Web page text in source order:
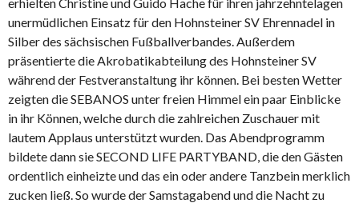
unermüdlichen Einsatz für den Hohnsteiner SV Ehrennadel in
Silber des sächsischen Fußballverbandes. Außerdem
präsentierte die Akrobatikabteilung des Hohnsteiner SV
während der Festveranstaltung ihr können. Bei besten Wetter
zeigten die SEBANOS unter freien Himmel ein paar Einblicke
in ihr Können, welche durch die zahlreichen Zuschauer mit
lautem Applaus unterstützt wurden. Das Abendprogramm
bildete dann sie SECOND LIFE PARTYBAND, die den Gästen
ordentlich einheizte und das ein oder andere Tanzbein merklich
zucken ließ. So wurde der Samstagabend und die Nacht zu